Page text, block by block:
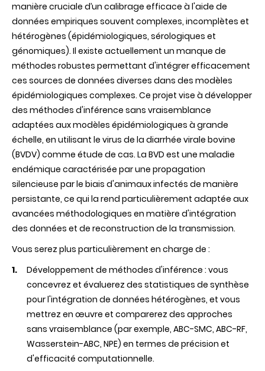
manière cruciale d’un calibrage efficace à l'aide de
données empiriques souvent complexes, incomplètes et
hétérogènes (épidémiologiques, sérologiques et
génomiques). Il existe actuellement un manque de
méthodes robustes permettant d'intégrer efficacement
ces sources de données diverses dans des modèles
épidémiologiques complexes. Ce projet vise à développer
des méthodes d'inférence sans vraisemblance
adaptées aux modèles épidémiologiques à grande
échelle, en utilisant le virus de la diarrhée virale bovine
(BVDV) comme étude de cas. La BVD est une maladie
endémique caractérisée par une propagation
silencieuse par le biais d'animaux infectés de manière
persistante, ce qui la rend particulièrement adaptée aux
avancées méthodologiques en matière d'intégration
des données et de reconstruction de la transmission.
Vous serez plus particulièrement en charge de :
Développement de méthodes d'inférence : vous
concevrez et évaluerez des statistiques de synthèse
pour l'intégration de données hétérogènes, et vous
mettrez en œuvre et comparerez des approches
sans vraisemblance (par exemple, ABC-SMC, ABC-RF,
Wasserstein-ABC, NPE) en termes de précision et
d'efficacité computationnelle.